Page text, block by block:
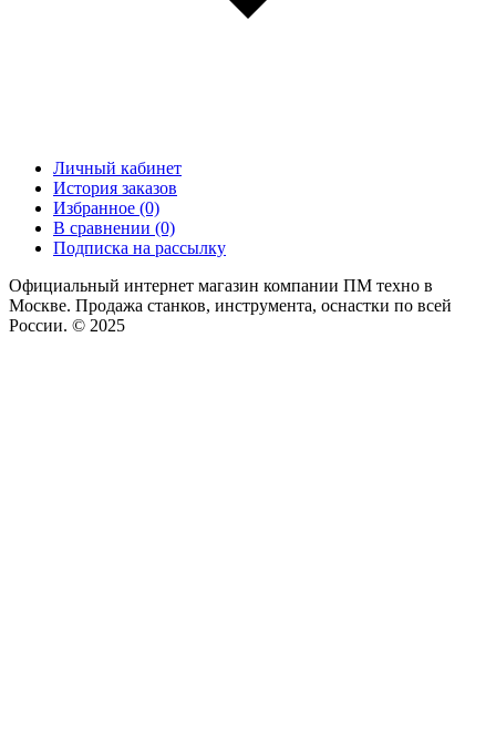
Личный кабинет
История заказов
Избранное (0)
В сравнении (0)
Подписка на рассылку
Официальный интернет магазин компании ПМ техно в
Москве. Продажа станков, инструмента, оснастки по всей
России. © 2025